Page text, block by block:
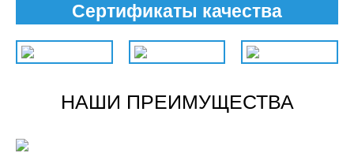
Сертификаты качества
НАШИ ПРЕИМУЩЕСТВА